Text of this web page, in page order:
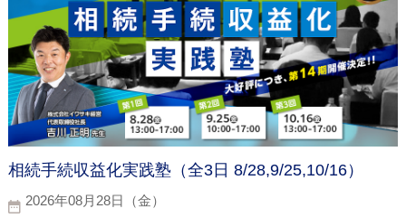
相続手続収益化実践塾（全3日 8/28,9/25,10/16）
2026年08月28日（金）